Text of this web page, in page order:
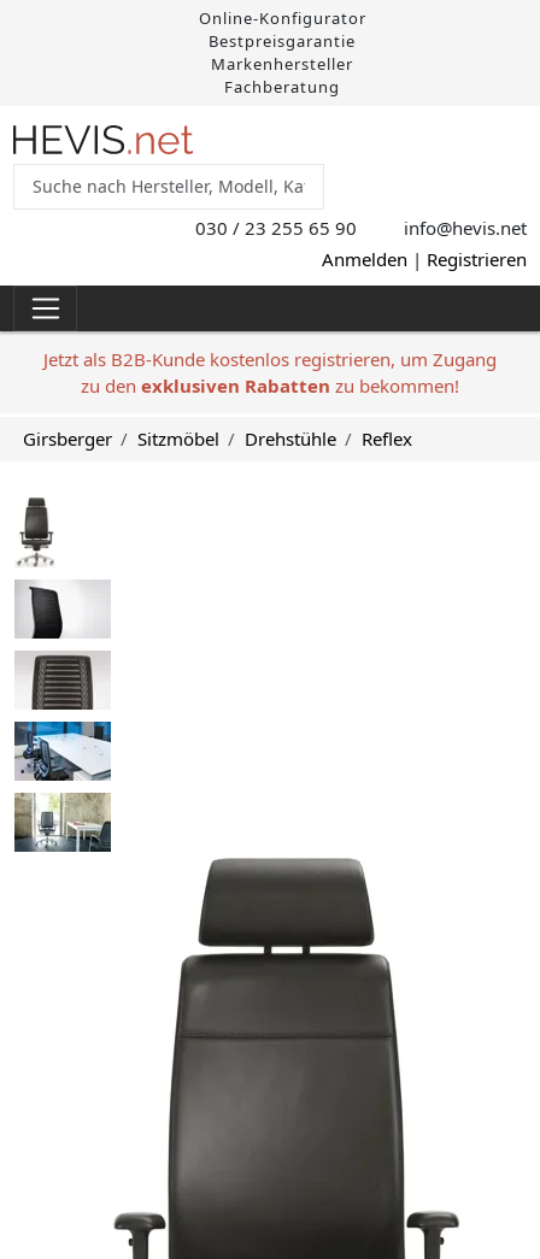
Online-Konfigurator
Bestpreisgarantie
Markenhersteller
Fachberatung
030 / 23 255 65 90 info@hevis.net
Anmelden | Registrieren
Jetzt als B2B-Kunde kostenlos registrieren, um Zugang
zu den exklusiven Rabatten zu bekommen!
Girsberger Sitzmöbel Drehstühle Reflex